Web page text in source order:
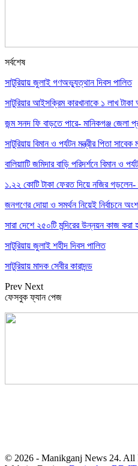
সর্বশেষ
সাটুরিয়ায় জুলাই গণঅভ্যুত্থান দিবস পালিত
সাটুরিয়ার আইসক্রিম কারখানাকে ১ লাখ টাকা
জন্ম সনদ ফি বাড়তে পারে- মানিকগঞ্জ জেলা
সাটুরিয়ায় বিমান ও পর্যটন মন্ত্রীর পিতা
বালিয়াাটি জমিদার বাড়ি পরিদর্শনে বিমান ও
১.২২ কোটি টাকা ফেরত দিয়ে নজির
জনগণের দোয়া ও সমর্থন নিয়েই নির্বাচনে
সারা দেশে ২৫০টি মন্দিরের উন্নয়ন কাজ করা
সাটুরিয়ায় জুলাই শহীদ দিবস পালিত
সাটুরিয়ায় মাদক সেবীর কারাদন্ড
Prev Next
ফেসবুক ফ্যান পেজ
© 2026 - Manikganj News 24. All